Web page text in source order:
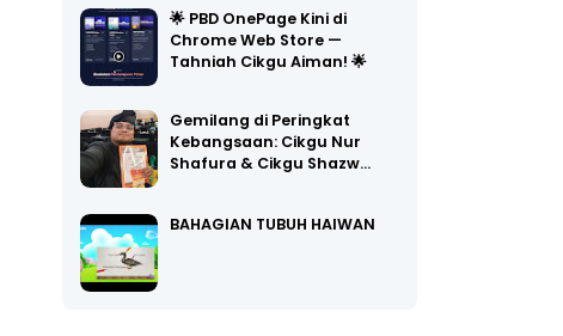
🌟 PBD OnePage Kini di
Chrome Web Store —
Tahniah Cikgu Aiman! 🌟
Gemilang di Peringkat
Kebangsaan: Cikgu Nur
Shafura & Cikgu Shazw…
BAHAGIAN TUBUH HAIWAN